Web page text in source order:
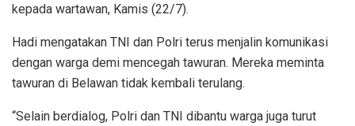
kepada wartawan, Kamis (22/7).
Hadi mengatakan TNI dan Polri terus menjalin komunikasi
dengan warga demi mencegah tawuran. Mereka meminta
tawuran di Belawan tidak kembali terulang.
“Selain berdialog, Polri dan TNI dibantu warga juga turut